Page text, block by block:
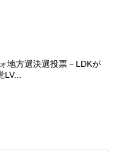
地方選決選投票－LDKが